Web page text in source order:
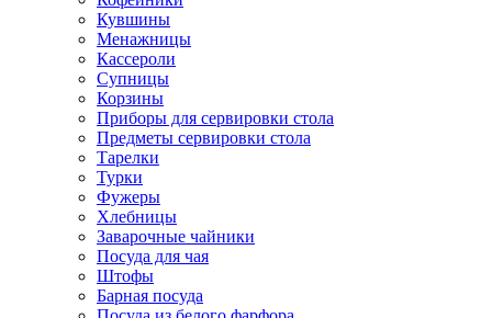
Кувшины
Менажницы
Кассероли
Супницы
Корзины
Приборы для сервировки стола
Предметы сервировки стола
Тарелки
Турки
Фужеры
Хлебницы
Заварочные чайники
Посуда для чая
Штофы
Барная посуда